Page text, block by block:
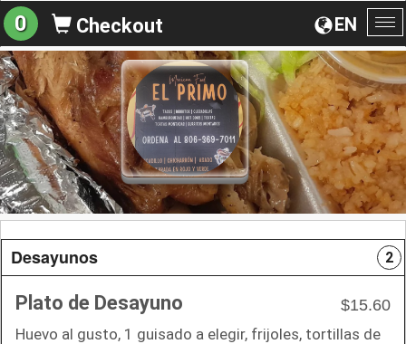
EN
0 Checkout
Desayunos 2
Plato de Desayuno
$15.60
Huevo al gusto, 1 guisado a elegir, frijoles, tortillas de